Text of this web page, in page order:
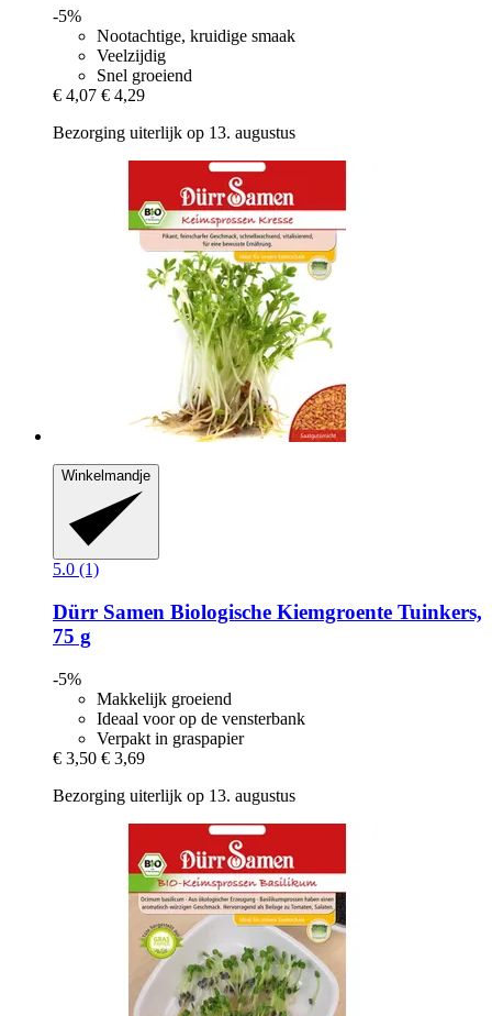
-5%
Nootachtige, kruidige smaak
Veelzijdig
Snel groeiend
€ 4,07 € 4,29
Bezorging uiterlijk op 13. augustus
Winkelmandje
5.0 (1)
Dürr Samen Biologische Kiemgroente Tuinkers,
75 g
-5%
Makkelijk groeiend
Ideaal voor op de vensterbank
Verpakt in graspapier
€ 3,50 € 3,69
Bezorging uiterlijk op 13. augustus